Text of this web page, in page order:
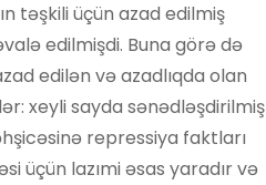
təşkili üçün azad edilmiş
edilmişdi. Buna görə də
edilən və azadlıqda olan
xeyli sayda sənədləşdirilmiş
repressiya faktları
üçün lazımi əsas yaradır və